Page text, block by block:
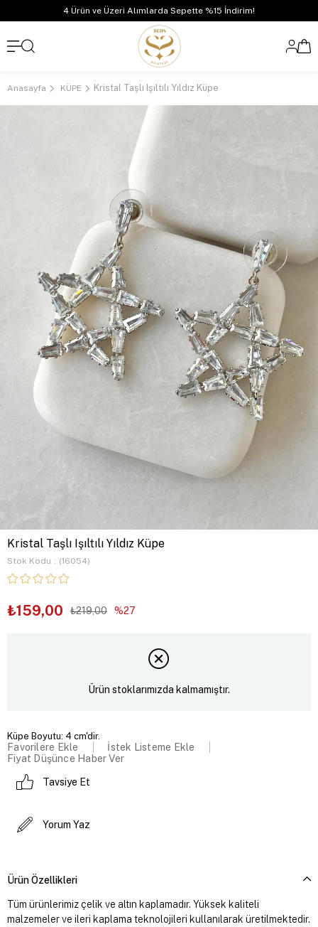
4 Ürün ve Üzeri Alımlarda Sepette %15 İndirim!
Anasayfa KÜPE Kristal Taşlı Işıltılı Yıldız Küpe
Kristal Taşlı Işıltılı Yıldız Küpe
Stok Kodu (16054)
₺219,00
₺159,00 27
Ürün stoklarımızda kalmamıştır.
Küpe Boyutu: 4 cm'dir.
Favorilere Ekle
İstek Listeme Ekle
Fiyat Düşünce Haber Ver
Tavsiye Et
Yorum Yaz
Ürün Özellikleri
Tüm ürünlerimiz çelik ve altın kaplamadır. Yüksek kaliteli
malzemeler ve ileri kaplama teknolojileri kullanılarak üretilmektedir.